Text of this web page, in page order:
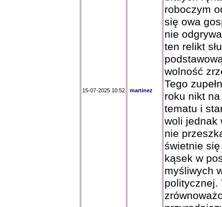
15-07-2025 10:52 martinez
roboczym
się owa
nie
ten relikt
wolność
Tego
roku nikt
tematu i
woli jednak
nie
świetnie
kąsek w
myśliwych
politycznej.